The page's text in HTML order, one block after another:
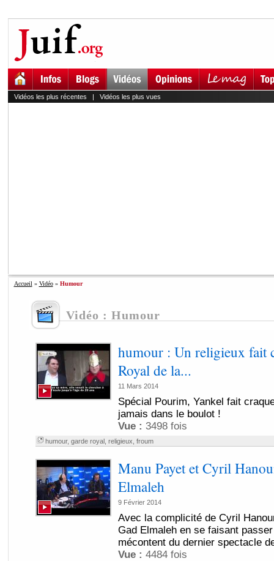
Vidéos les plus récentes | Vidéos les plus vues
Accueil » Vidéo» Humour
Vidéo : Humour
humour : Un religieux fait
Royal de la...
11 Mars 2014
Spécial Pourim, Yankel fait
jamais dans le boulot !
Vue : 3498 fois
humour, garde royal, religieux froum
Manu Payet et Cyril
Elmaleh
9 Février 2014
Avec la complicité de Cyril
Gad Elmaleh en se faisant
mécontent du dernier spectacle
Vue : 4484 fois